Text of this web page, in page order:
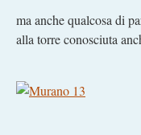
ma anche qualcosa di
alla torre conosciuta